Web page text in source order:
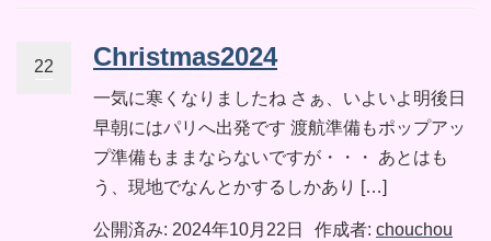
22 Christmas2024
一気に寒くなりましたね さぁ、いよいよ明後日
早朝にはパリへ出発です 渡航準備もポップアッ
プ準備もままならないですが・・・ あとはも
う、現地でなんとかするしかあり […]
公開済み: 2024年10月22日 作成者: chouchou